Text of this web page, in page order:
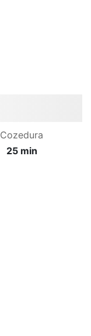
Cozedura
25 min